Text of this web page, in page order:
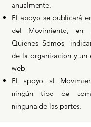
anualmente.
El apoyo se publicará
del Movimiento, en
Quiénes Somos,
de la organización y un
web.
El apoyo al
ningún tipo de
ninguna de las partes.